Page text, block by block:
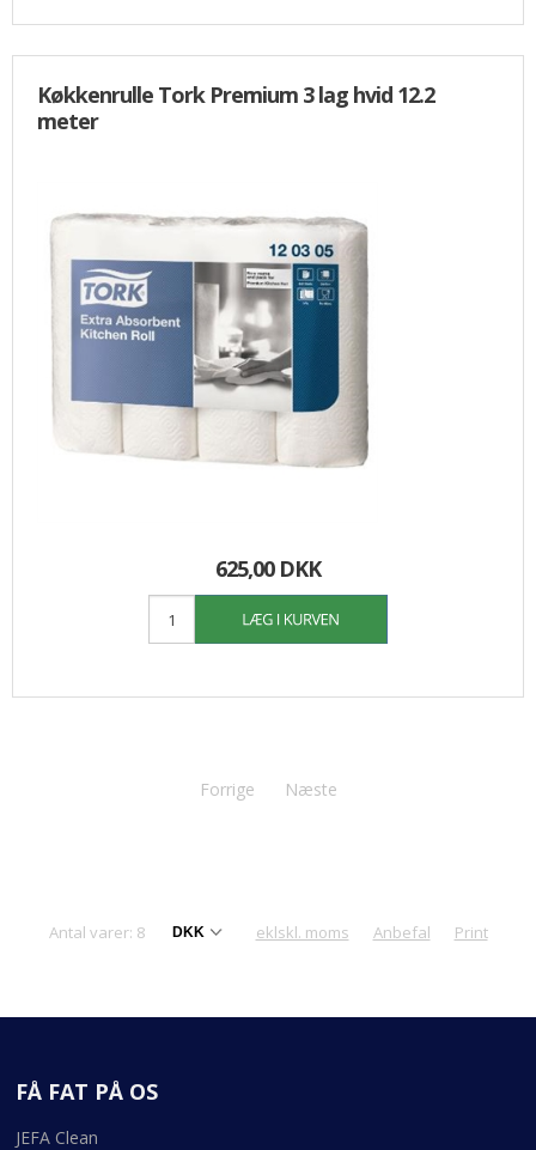
Køkkenrulle Tork Premium 3 lag hvid 12.2
meter
625,00 DKK
Forrige Næste
Antal varer: 8 eklskl. moms Anbefal Print
FÅ FAT PÅ OS
JEFA Clean